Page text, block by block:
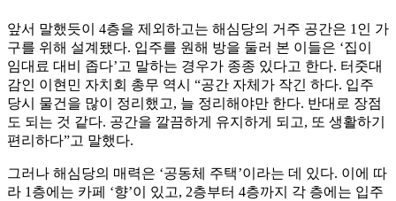
앞서 말했듯이 4층을 제외하고는 해심당의 거주 공간은 1인 가
구를 위해 설계됐다. 입주를 원해 방을 둘러 본 이들은 ‘집이
임대료 대비 좁다’고 말하는 경우가 종종 있다고 한다. 터줏대
감인 이현민 자치회 총무 역시 “공간 자체가 작긴 하다. 입주
당시 물건을 많이 정리했고, 늘 정리해야만 한다. 반대로 장점
도 되는 것 같다. 공간을 깔끔하게 유지하게 되고, 또 생활하기
편리하다”고 말했다.
그러나 해심당의 매력은 ‘공동체 주택’이라는 데 있다. 이에 따
라 1층에는 카페 ‘향’이 있고, 2층부터 4층까지 각 층에는 입주